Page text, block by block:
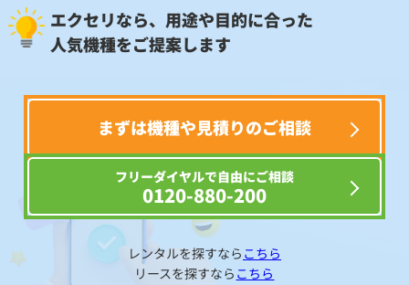
エクセリなら、用途や目的に合った
人気機種をご提案します
まずは機種や見積りのご相談
フリーダイヤルで自由にご相談
0120-880-200
レンタルを探すなら こちら
リースを探すなら こちら